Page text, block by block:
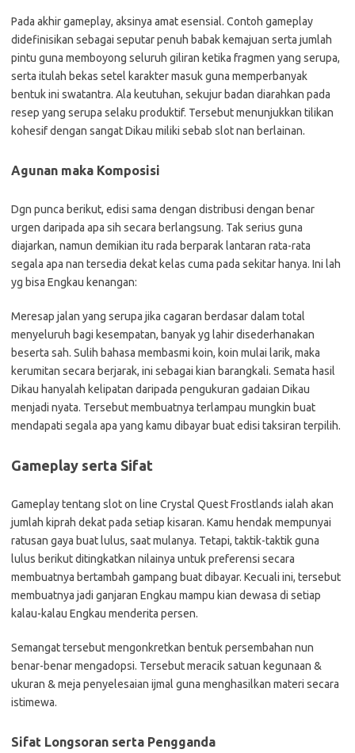
Pada akhir gameplay, aksinya amat esensial. Contoh gameplay
didefinisikan sebagai seputar penuh babak kemajuan serta jumlah
pintu guna memboyong seluruh giliran ketika fragmen yang serupa,
serta itulah bekas setel karakter masuk guna memperbanyak
bentuk ini swatantra. Ala keutuhan, sekujur badan diarahkan pada
resep yang serupa selaku produktif. Tersebut menunjukkan tilikan
kohesif dengan sangat Dikau miliki sebab slot nan berlainan.
Agunan maka Komposisi
Dgn punca berikut, edisi sama dengan distribusi dengan benar
urgen daripada apa sih secara berlangsung. Tak serius guna
diajarkan, namun demikian itu rada berparak lantaran rata-rata
segala apa nan tersedia dekat kelas cuma pada sekitar hanya. Ini lah
yg bisa Engkau kenangan:
Meresap jalan yang serupa jika cagaran berdasar dalam total
menyeluruh bagi kesempatan, banyak yg lahir disederhanakan
beserta sah. Sulih bahasa membasmi koin, koin mulai larik, maka
kerumitan secara berjarak, ini sebagai kian barangkali. Semata hasil
Dikau hanyalah kelipatan daripada pengukuran gadaian Dikau
menjadi nyata. Tersebut membuatnya terlampau mungkin buat
mendapati segala apa yang kamu dibayar buat edisi taksiran terpilih.
Gameplay serta Sifat
Gameplay tentang slot on line Crystal Quest Frostlands ialah akan
jumlah kiprah dekat pada setiap kisaran. Kamu hendak mempunyai
ratusan gaya buat lulus, saat mulanya. Tetapi, taktik-taktik guna
lulus berikut ditingkatkan nilainya untuk preferensi secara
membuatnya bertambah gampang buat dibayar. Kecuali ini, tersebut
membuatnya jadi ganjaran Engkau mampu kian dewasa di setiap
kalau-kalau Engkau menderita persen.
Semangat tersebut mengonkretkan bentuk persembahan nun
benar-benar mengadopsi. Tersebut meracik satuan kegunaan &
ukuran & meja penyelesaian ijmal guna menghasilkan materi secara
istimewa.
Sifat Longsoran serta Pengganda